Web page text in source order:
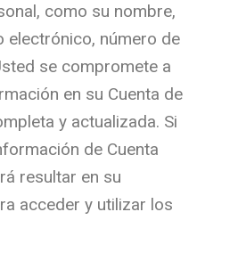
como su nombre,
electrónico, número de
se compromete a
en su Cuenta de
y actualizada. Si
de Cuenta
resultar en su
acceder y utilizar los